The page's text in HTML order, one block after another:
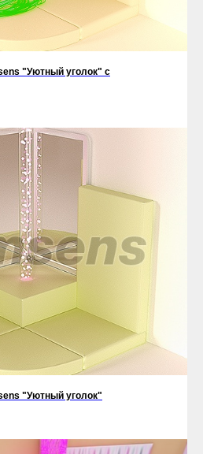
"Уютный уголок" c
"Уютный уголок"